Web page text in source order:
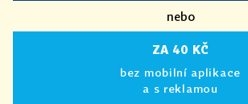
nebo
ZA 40 KČ
bez mobilní aplikace
a s reklamou